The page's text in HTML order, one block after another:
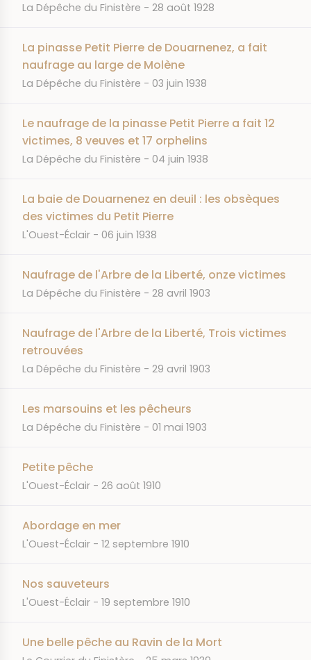
JOURNAL
La Dépêche du Finistère DATE
28 août 1928
La pinasse Petit Pierre de Douarnenez, a fait
naufrage au large de Molène
JOURNAL
La Dépêche du Finistère DATE
03 juin 1938
Le naufrage de la pinasse Petit Pierre a fait 12
victimes, 8 veuves et 17 orphelins
JOURNAL
La Dépêche du Finistère DATE
04 juin 1938
La baie de Douarnenez en deuil : les obsèques
des victimes du Petit Pierre
JOURNAL
L'Ouest-Éclair DATE
06 juin 1938
Naufrage de l'Arbre de la Liberté, onze victimes
JOURNAL
La Dépêche du Finistère DATE
28 avril 1903
Naufrage de l'Arbre de la Liberté, Trois victimes
retrouvées
JOURNAL
La Dépêche du Finistère DATE
29 avril 1903
Les marsouins et les pêcheurs
JOURNAL
La Dépêche du Finistère DATE
01 mai 1903
Petite pêche
JOURNAL
L'Ouest-Éclair DATE
26 août 1910
Abordage en mer
JOURNAL
L'Ouest-Éclair DATE
12 septembre 1910
Nos sauveteurs
JOURNAL
L'Ouest-Éclair DATE
19 septembre 1910
Une belle pêche au Ravin de la Mort